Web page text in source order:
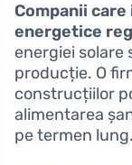
Companii
energetice
energiei solare
producție. O
construcțiilor
alimentarea
pe termen lung.